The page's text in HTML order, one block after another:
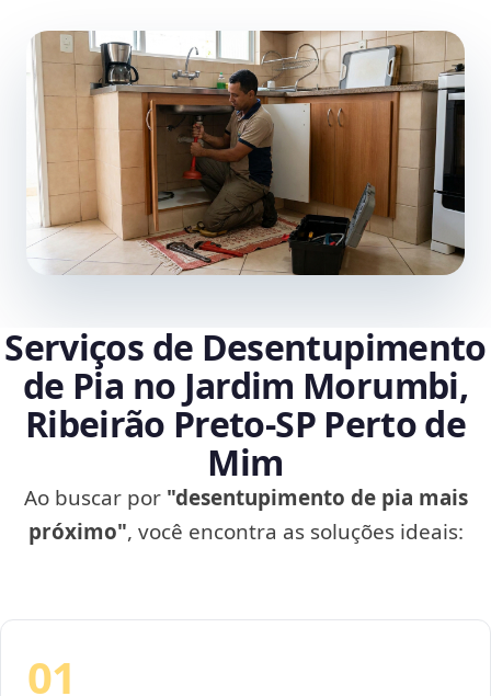
Serviços de Desentupimento
de Pia no Jardim Morumbi,
Ribeirão Preto‑SP Perto de
Mim
Ao buscar por "desentupimento de pia mais
próximo", você encontra as soluções ideais:
01